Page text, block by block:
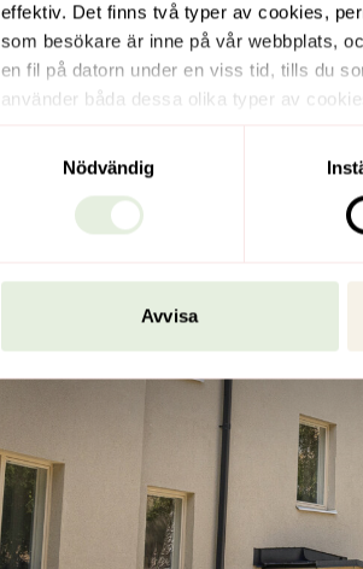
effektiv. Det finns två typer av cookies,
som besökare är inne på vår webbplats,
en fil på datorn under en viss tid, tills du
använder båda dessa olika typer av
Förstapartscookies sätts i det här fallet
Denna webbplats använder både
Nödvändig
Avvisa